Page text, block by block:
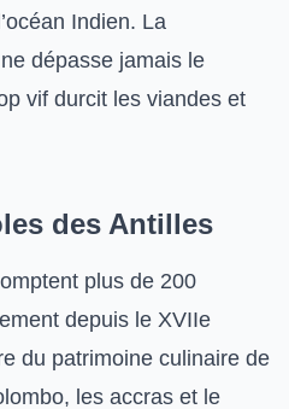
Indien. La
dépasse jamais le
vif durcit les viandes et
des Antilles
plus de 200
depuis le XVIIe
du patrimoine culinaire de
les accras et le